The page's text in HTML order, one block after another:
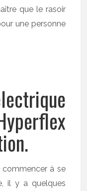
que le rasoir
une personne
à se
il y a quelques